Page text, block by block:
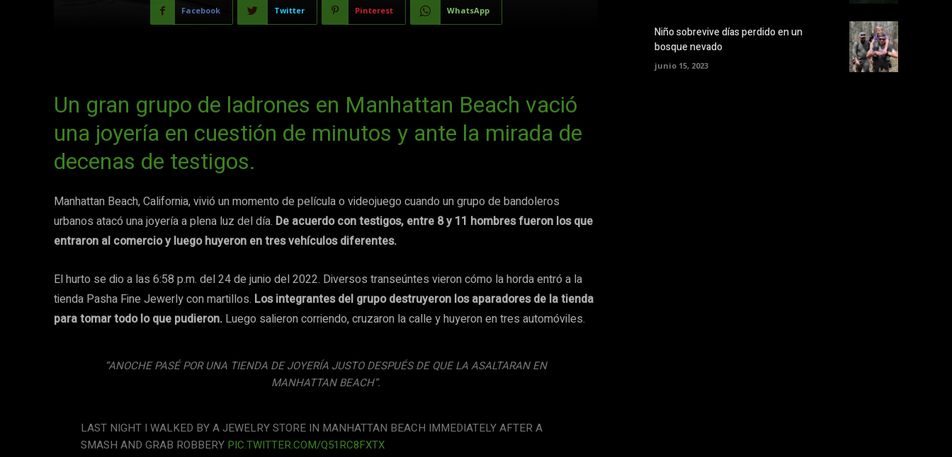
Facebook Twitter Pinterest WhatsApp
Un gran grupo de ladrones en Manhattan Beach vació
una joyería en cuestión de minutos y ante la mirada de
decenas de testigos.
Manhattan Beach, California, vivió un momento de película o videojuego cuando un grupo de bandoleros
urbanos atacó una joyería a plena luz del día. De acuerdo con testigos, entre 8 y 11 hombres fueron los que
entraron al comercio y luego huyeron en tres vehículos diferentes.
El hurto se dio a las 6:58 p.m. del 24 de junio del 2022. Diversos transeúntes vieron cómo la horda entró a la
tienda Pasha Fine Jewerly con martillos. Los integrantes del grupo destruyeron los aparadores de la tienda
para tomar todo lo que pudieron. Luego salieron corriendo, cruzaron la calle y huyeron en tres automóviles.
“ANOCHE PASÉ POR UNA TIENDA DE JOYERÍA JUSTO DESPUÉS DE QUE LA ASALTARAN EN
MANHATTAN BEACH”.
LAST NIGHT I WALKED BY A JEWELRY STORE IN MANHATTAN BEACH IMMEDIATELY AFTER A
SMASH AND GRAB ROBBERY PIC.TWITTER.COM/Q51RC8FXTX
Niño sobrevive días perdido en un
bosque nevado
junio 15, 2023